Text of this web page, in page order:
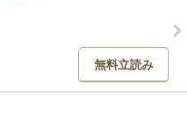
無料立読み